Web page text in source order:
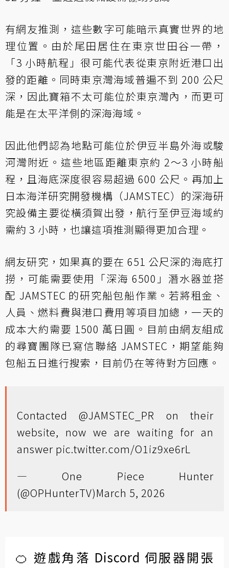
有網友推測，這些數字可能暗示真實世界的地
理位置。由於尾田居住在東京世田谷一帶，
「3 小時航程」很可能代表從東京附近港口出
發的距離。同時東京灣海域普遍不到 200 公尺
深，因此寶箱不太可能位於東京灣內，而更可
能是在太平洋側的深海海域。
因此他們認為地點可能位於伊豆半島外海或駿
河灣附近。這些地區距離東京約 2～3 小時船
程，且海底深度很容易超過 600 公尺。再加上
日本海洋研究開發機構（JAMSTEC）的深海研
究設備主要從橫須賀出發，航行至伊豆海域約
需約 3 小時，也讓這項推測顯得更加合理。
網友研究，如果真的要在 651 公尺深的海底打
撈，可能需要使用「深海 6500」潛水器並搭
配 JAMSTEC 的研究船包船作業。若將租金、
人員、燃料費與港口費用等項目加總，一天的
成本大約需要 1500 萬日圓。目前由網友組成
的尋寶團隊已寫信聯絡 JAMSTEC，期望能夠
包船五日進行搜索，目前仍在等待對方回應。
Contacted@JAMSTEC_PR on their
website, now we are waiting for an
answer pic.twitter.com/O1iz9xe6rL
— One Piece Hunter
(@OPHunterTV)March 5, 2026
🍊 遊戲角落 Discord 伺服器開張